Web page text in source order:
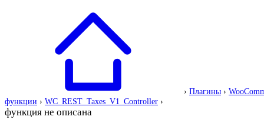
› Плагины ›
функции › WC_REST_Taxes_V1_Controller ›
функция не описана